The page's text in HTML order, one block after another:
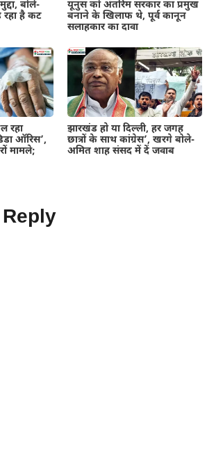
बोले-
रहा है कट
यूनुस को अंतरिम सरकार का प्रमुख
बनाने के खिलाफ थे, पूर्व कानून
सलाहकार का दावा
रहा
ऑरिस’,
मामले;
झारखंड हो या दिल्ली, हर जगह
छात्रों के साथ कांग्रेस’, खरगे बोले-
अमित शाह संसद में दें जवाब